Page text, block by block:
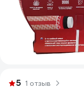
5 1 отзыв